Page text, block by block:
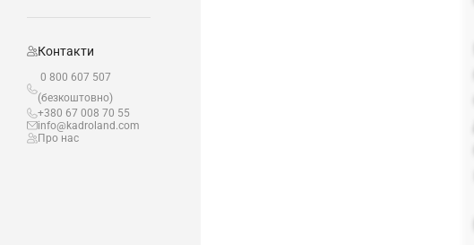
Контакти
0 800 607 507
(безкоштовно)
+380 67 008 70 55
info@kadroland.com
Про нас